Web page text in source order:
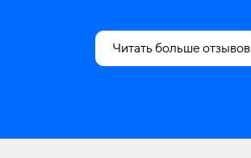
Читать больше отзывов